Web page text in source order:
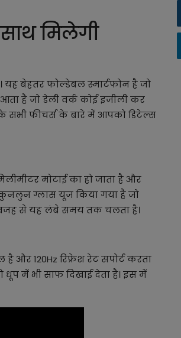
मिलेगी
यह बेहतर फोल्डेबल स्मार्टफोन है जो
है जो डेली वर्क कोई इजीली कर
सभी फीचर्स के बारे में आपको डिटेल्स
मोटाई का हो जाता है और
ग्लास यूज किया गया है जो
वजह से यह लंबे समय तक चलता है।
और 120Hz रिफ्रेश रेट सपोर्ट करता
धूप में भी साफ दिखाई देता है। इस में